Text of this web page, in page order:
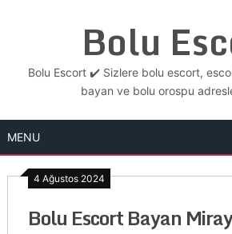
Bolu
Bolu Escort ✔️ Sizlere bolu escort,
bayan ve bolu orospu
MENU
4 Ağustos 2024
Bolu Escort Bayan Miray